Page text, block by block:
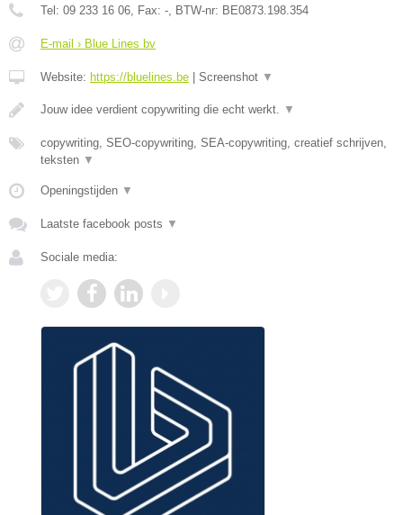
Tel: 09 233 16 06, Fax: -, BTW-nr: BE0873.198.354
E-mail › Blue Lines bv
Website: https://bluelines.be Screenshot ▼
Jouw idee verdient copywriting die echt werkt. ▼
copywriting, SEO-copywriting, SEA-copywriting, creatief schrijven,
teksten ▼
Openingstijden ▼
Laatste facebook posts ▼
Sociale media: